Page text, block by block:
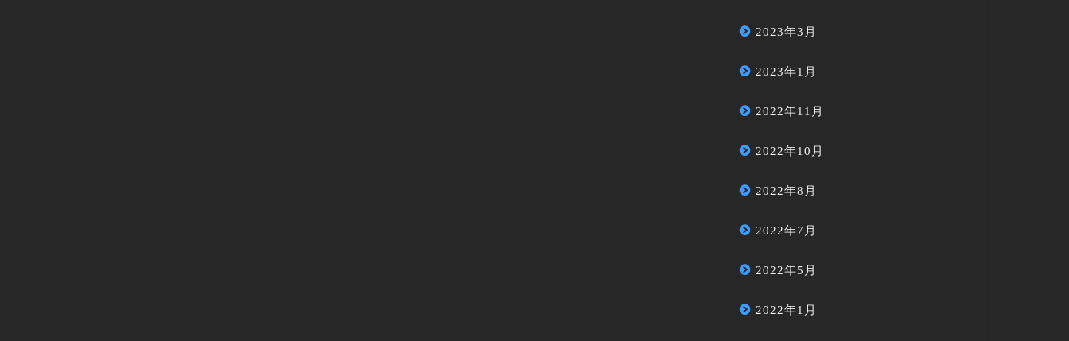
2023年3月
2023年1月
2022年11月
2022年10月
2022年8月
2022年7月
2022年5月
2022年1月